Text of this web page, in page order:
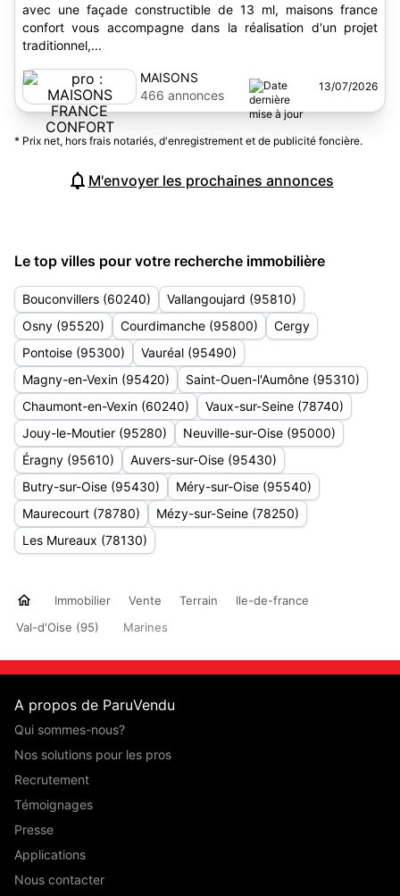
avec une façade constructible de 13 ml, maisons france
confort vous accompagne dans la réalisation d'un projet
traditionnel,...
MAISONS
FRANCE
CONFORT
466 annonces
13/07/2026
* Prix net, hors frais notariés, d'enregistrement et de publicité foncière.
M'envoyer les prochaines annonces
Le top villes pour votre recherche immobilière
Bouconvillers (60240)
Vallangoujard (95810)
Osny (95520)
Courdimanche (95800)
Cergy
Pontoise (95300)
Vauréal (95490)
Magny-en-Vexin (95420)
Saint-Ouen-l'Aumône (95310)
Chaumont-en-Vexin (60240)
Vaux-sur-Seine (78740)
Jouy-le-Moutier (95280)
Neuville-sur-Oise (95000)
Éragny (95610)
Auvers-sur-Oise (95430)
Butry-sur-Oise (95430)
Méry-sur-Oise (95540)
Maurecourt (78780)
Mézy-sur-Seine (78250)
Les Mureaux (78130)
Immobilier Vente Terrain
Ile-de-france
Val-d'Oise (95)
Marines
A propos de ParuVendu
Qui sommes-nous?
Nos solutions pour les pros
Recrutement
Témoignages
Presse
Applications
Nous contacter